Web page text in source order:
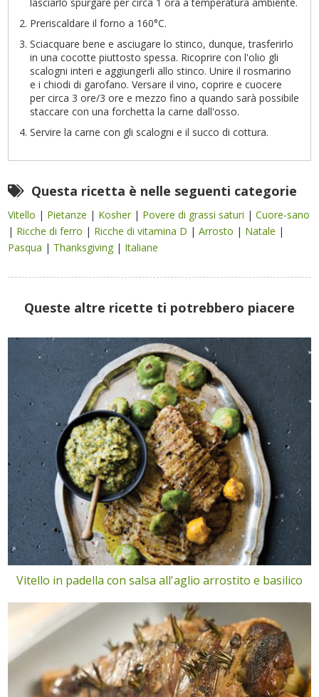
lasciarlo spurgare per circa 1 ora a temperatura ambiente.
Preriscaldare il forno a 160°C.
Sciacquare bene e asciugare lo stinco, dunque, trasferirlo
in una cocotte piuttosto spessa. Ricoprire con l'olio gli
scalogni interi e aggiungerli allo stinco. Unire il rosmarino
e i chiodi di garofano. Versare il vino, coprire e cuocere
per circa 3 ore/3 ore e mezzo fino a quando sarà possibile
staccare con una forchetta la carne dall'osso.
Servire la carne con gli scalogni e il succo di cottura.
Questa ricetta è nelle seguenti categorie
Vitello | Pietanze | Kosher | Povere di grassi saturi |Cuore-sano
| Ricche di ferro | Ricche di vitamina D |Arrosto | Natale |
Pasqua | Thanksgiving | Italiane
Queste altre ricette ti potrebbero piacere
Vitello in padella con salsa all'aglio arrostito e basilico